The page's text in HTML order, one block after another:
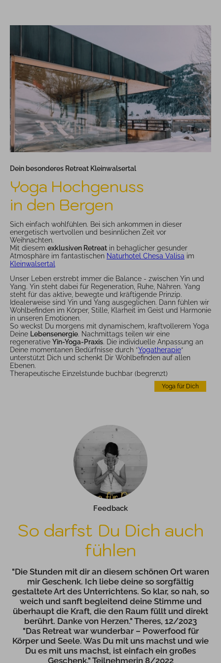
Dein besonderes Retreat Kleinwalsertal
Yoga Hochgenuss
in den Bergen
Sich einfach wohlfühlen. Bei sich ankommen in dieser
energetisch wertvollen und besinnlichen Zeit vor
Weihnachten.
Mit diesem exklusiven Retreat in behaglicher gesunder
Atmosphäre im fantastischen Naturhotel Chesa Valisa im
Kleinwalsertal
Unser Leben erstrebt immer die Balance - zwischen Yin und
Yang. Yin steht dabei für Regeneration, Ruhe, Nähren. Yang
steht für das aktive, bewegte und kräftigende Prinzip.
Idealerweise sind Yin und Yang ausgeglichen. Dann fühlen wir
Wohlbefinden im Körper, Stille, Klarheit im Geist und Harmonie
in unseren Emotionen.
So weckst Du morgens mit dynamischem, kraftvollerem Yoga
Deine Lebensenergie. Nachmittags teilen wir eine
regenerative Yin-Yoga-Praxis. Die individuelle Anpassung an
Deine momentanen Bedürfnisse durch *Yogatherapie*
unterstützt Dich und schenkt Dir Wohlbefinden auf allen
Ebenen.
Therapeutische Einzelstunde buchbar (begrenzt)
Yoga für Dich
Feedback
So darfst Du Dich auch
fühlen
"Die Stunden mit dir an diesem schönen Ort waren
mir Geschenk. Ich liebe deine so sorgfältig
gestaltete Art des Unterrichtens. So klar, so nah, so
weich und sanft begleitend deine Stimme und
überhaupt die Kraft, die den Raum füllt und direkt
berührt. Danke von Herzen." Theres, 12/2023
"Das Retreat war wunderbar – Powerfood für
Körper und Seele. Was Du mit uns machst und wie
Du es mit uns machst, ist einfach ein großes
Geschenk." Teilnehmerin 8/2022